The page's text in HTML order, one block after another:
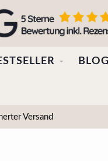
Versand